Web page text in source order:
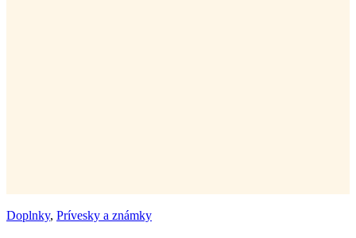
Doplnky, Prívesky a známky